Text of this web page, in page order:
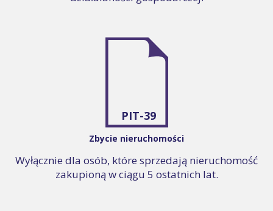
PIT-39
Zbycie nieruchomości
Wyłącznie dla osób, które sprzedają nieruchomość
zakupioną w ciągu 5 ostatnich lat.